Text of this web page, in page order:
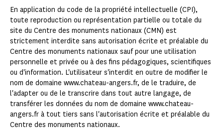
En application du code de la propriété intellectuelle (CPI),
toute reproduction ou représentation partielle ou totale du
site du Centre des monuments nationaux (CMN) est
strictement interdite sans autorisation écrite et préalable du
Centre des monuments nationaux sauf pour une utilisation
personnelle et privée ou à des fins pédagogiques, scientifiques
ou d'information. L'utilisateur s'interdit en outre de modifier le
nom de domaine www.chateau-angers.fr, de le traduire, de
l'adapter ou de le transcrire dans tout autre langage, de
transférer les données du nom de domaine www.chateau-
angers.fr à tout tiers sans l'autorisation écrite et préalable du
Centre des monuments nationaux.